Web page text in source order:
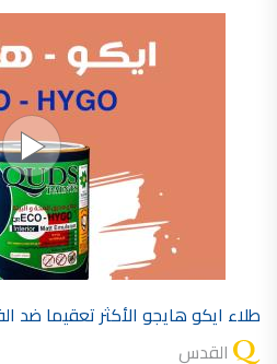
طلاء ايكو هايجو الأكثر تعقيما ضد
القدس